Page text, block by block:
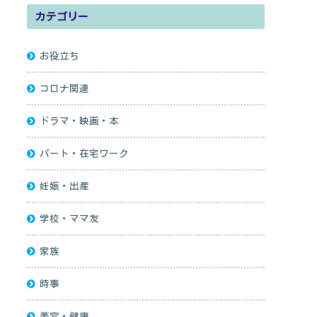
カテゴリー
お役立ち
コロナ関連
ドラマ・映画・本
パート・在宅ワーク
妊娠・出産
学校・ママ友
家族
時事